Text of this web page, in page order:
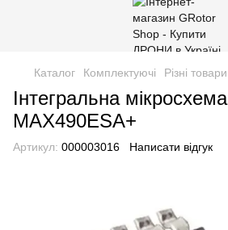
Каталог Комплектуючі Різні товари
Інтегральна мікросхема
MAX490ESA+
Артикул: 000003016 Написати відгук